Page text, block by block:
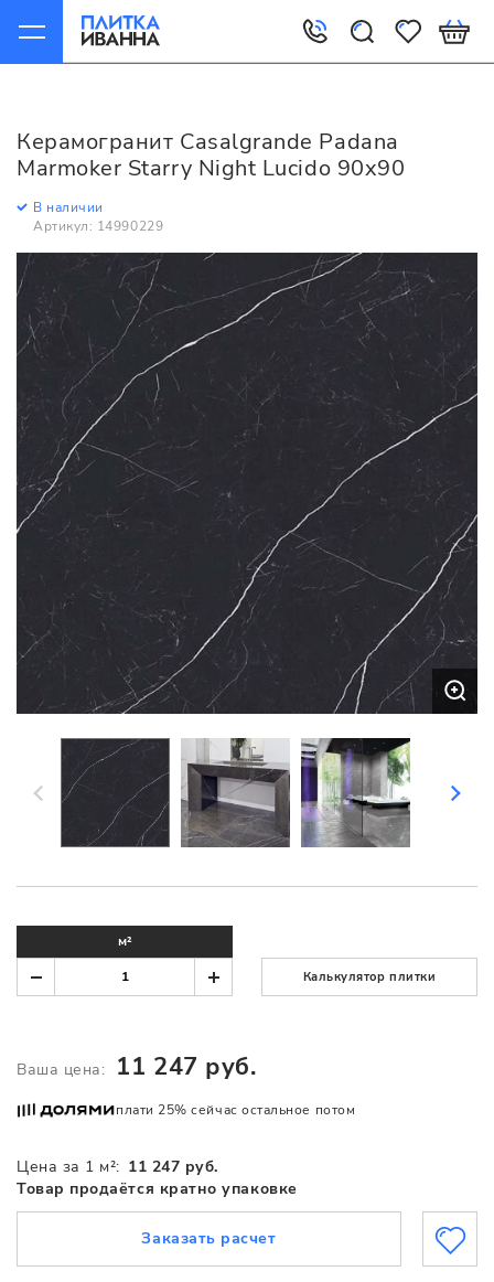
Casalgrande Padana Marmoker Starry Night Lucido 90x90
Керамогранит Casalgrande Padana
Marmoker Starry Night Lucido 90x90
В наличии
Артикул: 14990229
Цена за 1 м²: 11 247 руб.
Товар продаётся кратно упаковке
м²
Калькулятор плитки
Ваша цена: 11 247 руб.
плати 25% сейчас остальное потом
Заказать расчет